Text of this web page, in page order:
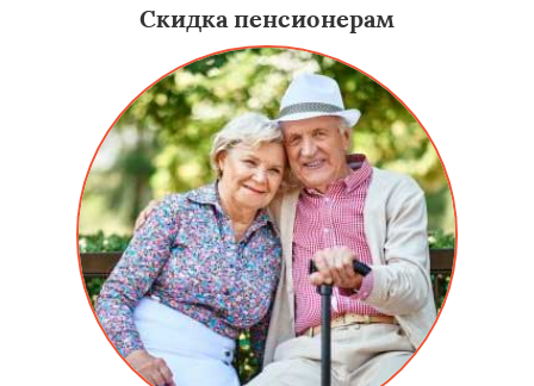
Скидка пенсионерам